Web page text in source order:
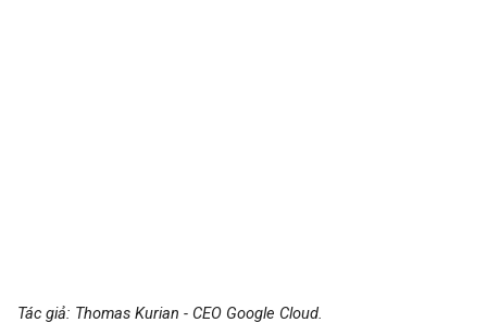
Tác giả: Thomas Kurian - CEO Google Cloud.